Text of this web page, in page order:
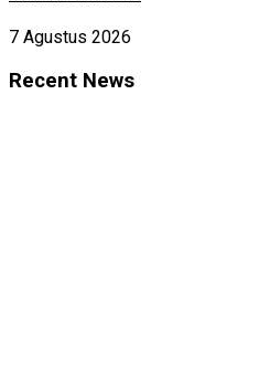
7 Agustus 2026
Recent News